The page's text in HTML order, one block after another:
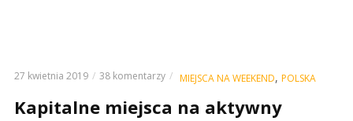
27 kwietnia 2019 38 komentarzy MIEJSCA NA WEEKEND, POLSKA
Kapitalne miejsca na aktywny